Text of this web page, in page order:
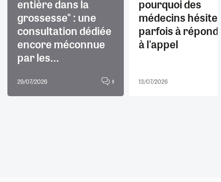
entière dans la
grossesse" : une
consultation dédiée
encore méconnue
par les...
29/07/2026 8
pourquoi des
médecins
parfois à
à l'appel
13/07/2026